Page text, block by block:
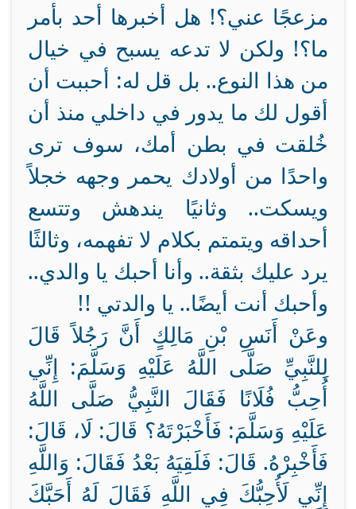
مزعجًا عني؟! هل أخبرها أحد بأمر
ما؟! ولكن لا تدعه يسبح في خيال
من هذا النوع.. بل قل له: أحببت أن
أقول لك ما يدور في داخلي منذ أن
خُلقت في بطن أمك، سوف ترى
واحدًا من أولادك يحمر وجهه خجلاً
ويسكت.. وثانيًا يندهش وتتسع
أحداقه ويتمتم بكلام لا تفهمه، وثالثًا
يرد عليك بثقة.. وأنا أحبك يا والدي..
وأحبك أنت أيضًا.. يا والدتي !!
وعَنْ أَنَسِ بْنِ مَالِكٍ أَنَّ رَجُلاً قَالَ
لِلنَّبِيِّ صَلَّى اللَّهُ عَلَيْهِ وَسَلَّمَ: إِنِّي
أُحِبُّ فُلَانًا فَقَالَ النَّبِيُّ صَلَّى اللَّهُ
عَلَيْهِ وَسَلَّمَ: فَأَخْبَرْتَهُ؟ قَالَ: لَا، قَالَ:
فَأَخْبِرْهُ. قَالَ: فَلَقِيَهُ بَعْدُ فَقَالَ: وَاللَّهِ
إِنِّي لَأُحِبُّكَ فِي اللَّهِ فَقَالَ لَهُ أَحَبَّكَ